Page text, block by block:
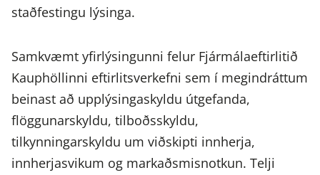
staðfestingu lýsinga.
Samkvæmt yfirlýsingunni felur Fjármálaeftirlitið
Kauphöllinni eftirlitsverkefni sem í megindráttum
beinast að upplýsingaskyldu útgefanda,
flöggunarskyldu, tilboðsskyldu,
tilkynningarskyldu um viðskipti innherja,
innherjasvikum og markaðsmisnotkun. Telji